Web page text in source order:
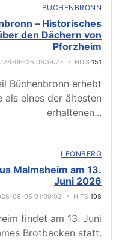
BÜCHENBRONN
– Historisches
den Dächern von
Pforzheim
06-25 08:19:27 HITS 151
Büchenbronn erhebt
als eines der ältesten
erhaltenen...
LEONBERG
Malmsheim am 13.
Juni 2026
06-05 01:00:02 HITS 198
findet am 13. Juni
Brotbacken statt.